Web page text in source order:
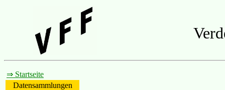
⇒ Startseite
Datensammlungen